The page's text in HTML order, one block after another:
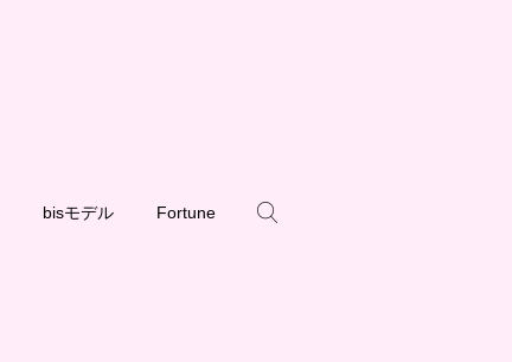
bisモデル Fortune